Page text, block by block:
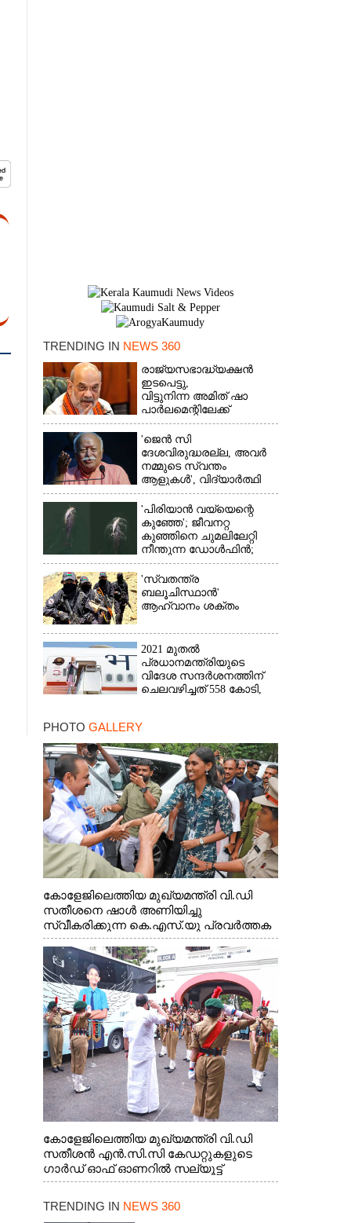
TRENDING IN NEWS 360
രാജ്യസഭാദ്ധ്യക്ഷൻ
ഇടപെട്ടു,
വിട്ടുനിന്ന അമിത് ഷാ
പാർലമെന്റിലേക്ക്
'ജെൻ സി
ദേശവിരുദ്ധരല്ല, അവർ
നമ്മുടെ സ്വന്തം
ആളുകൾ', വിദ്യാർത്ഥി
പ്രക്ഷോഭത്തെ പിന്തുണച്ച്
ആർഎസ്‌എസ് മേധാവി
'പിരിയാൻ വയ്യെന്റെ
കുഞ്ഞേ'; ജീവനറ്റ
കുഞ്ഞിനെ ചുമലിലേറ്റി
നീന്തുന്ന ഡോൾഫിൻ;
കടലിലെ വൈകാരിക
നിമിഷങ്ങൾ
'സ്വതന്ത്ര
ബലൂചിസ്ഥാൻ'
ആഹ്വാനം ശക്തം
2021 മുതൽ
പ്രധാനമന്ത്രിയുടെ
വിദേശ സന്ദർശനത്തിന്
ചെലവഴിച്ചത് 558 കോടി,
നിക്ഷേപം
PHOTO GALLERY
കോളേജിലെത്തിയ മുഖ്യമന്ത്രി വി.ഡി
സതീശനെ ഷാൾ അണിയിച്ചു
സ്വീകരിക്കുന്ന കെ.എസ്.യു പ്രവർത്തക
കോളേജിലെത്തിയ മുഖ്യമന്ത്രി വി.ഡി
സതീശൻ എൻ.സി.സി കേഡറ്റുകളുടെ
ഗാർഡ് ഓഫ് ഓണറിൽ സല്യൂട്ട്
നൽകുന്നു
TRENDING IN NEWS 360
×